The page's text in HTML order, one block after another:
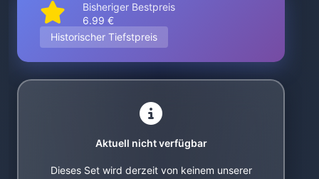
Bisheriger Bestpreis
6.99 €
Historischer Tiefstpreis
Aktuell nicht verfügbar
Dieses Set wird derzeit von keinem unserer